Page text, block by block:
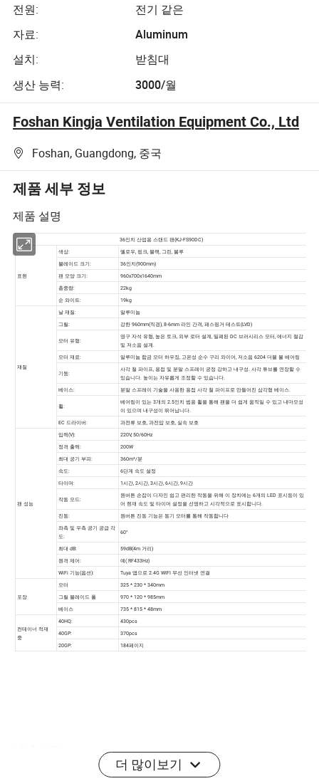
전원:
전기 같은
자료:
Aluminum
설치:
받침대
생산 능력:
3000/월
Foshan Kingja Ventilation Equipment Co., Ltd
Foshan, Guangdong, 중국
제품 세부 정보
제품 설명
더 많이보기